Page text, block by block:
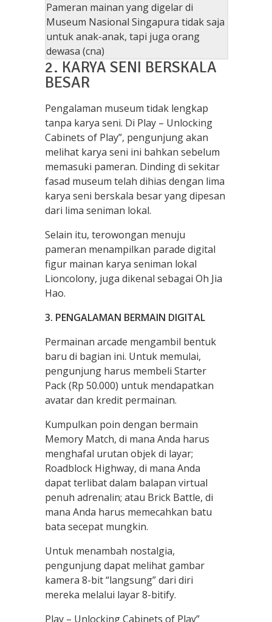
Pameran mainan yang digelar di
Museum Nasional Singapura tidak saja
untuk anak-anak, tapi juga orang
dewasa (cna)
2. KARYA SENI BERSKALA
BESAR
Pengalaman museum tidak lengkap
tanpa karya seni. Di Play – Unlocking
Cabinets of Play”, pengunjung akan
melihat karya seni ini bahkan sebelum
memasuki pameran. Dinding di sekitar
fasad museum telah dihias dengan lima
karya seni berskala besar yang dipesan
dari lima seniman lokal.
Selain itu, terowongan menuju
pameran menampilkan parade digital
figur mainan karya seniman lokal
Lioncolony, juga dikenal sebagai Oh Jia
Hao.
3. PENGALAMAN BERMAIN DIGITAL
Permainan arcade mengambil bentuk
baru di bagian ini. Untuk memulai,
pengunjung harus membeli Starter
Pack (Rp 50.000) untuk mendapatkan
avatar dan kredit permainan.
Kumpulkan poin dengan bermain
Memory Match, di mana Anda harus
menghafal urutan objek di layar;
Roadblock Highway, di mana Anda
dapat terlibat dalam balapan virtual
penuh adrenalin; atau Brick Battle, di
mana Anda harus memecahkan batu
bata secepat mungkin.
Untuk menambah nostalgia,
pengunjung dapat melihat gambar
kamera 8-bit “langsung” dari diri
mereka melalui layar 8-bitify.
Play – Unlocking Cabinets of Play”